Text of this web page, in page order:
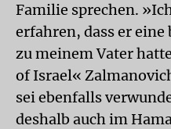
Familie sprechen.
erfahren, dass er
zu meinem Vater
of Israel«
sei ebenfalls
deshalb auch im